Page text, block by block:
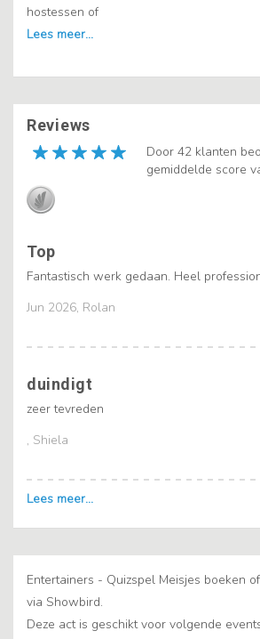
hostessen of
Reviews
Door 42 klanten
gemiddelde score
Jun 2026, Rolan
Top
Fantastisch werk gedaan. Heel
, Shiela
duindigt
zeer tevreden
Entertainers - Quizspel Meisjes boeken
via Showbird.
Deze act is geschikt voor volgende